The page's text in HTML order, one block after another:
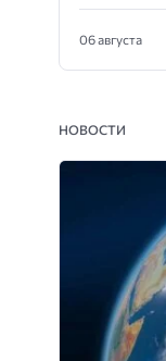
06 августа
НОВОСТИ